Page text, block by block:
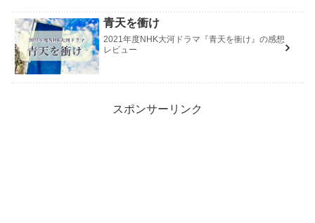
青天を衝け
2021年度NHK大河ドラマ『青天を衝け』の感想
レビュー
スポンサーリンク